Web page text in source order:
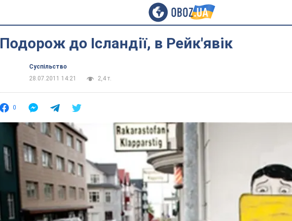
Подорож до Ісландії, в Рейк'явік
Суспільство
28.07.2011 14:21
2,4 т.
0